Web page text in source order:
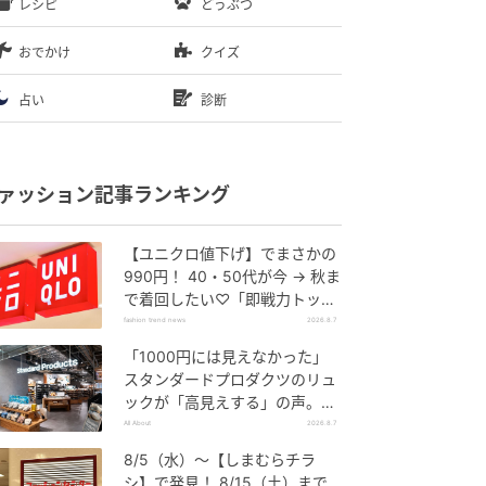
レシピ どうぶつ
おでかけ クイズ
占い 診断
ッション記事ランキング
【ユニクロ値下げ】でまさかの
990円！ 40・50代が今 → 秋ま
で着回したい♡「即戦力トップ
ス」
fashion trend news 2026.8.7
「1000円には見えなかった」
スタンダードプロダクツのリュ
ックが「高見えする」の声。2
個購入する人も
All About 2026.8.7
8/5（水）〜【しまむらチラ
シ】で発見！ 8/15（土）まで